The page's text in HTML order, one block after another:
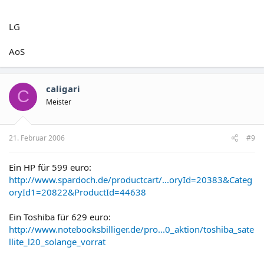
LG
AoS
C caligari
Meister
21. Februar 2006 #9
Ein HP für 599 euro:
http://www.spardoch.de/productcart/...oryId=20383&Categ
oryId1=20822&ProductId=44638
Ein Toshiba für 629 euro:
http://www.notebooksbilliger.de/pro...0_aktion/toshiba_sate
llite_l20_solange_vorrat